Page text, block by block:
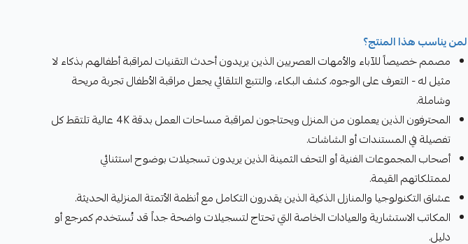
لمن يناسب هذا المنتج؟
مصمم خصيصاً للآباء والأمهات العصريين الذين يريدون أحدث التقنيات لمراقبة أطفالهم بذكاء لا
مثيل له - التعرف على الوجوه، كشف البكاء، والتتبع التلقائي يجعل مراقبة الأطفال تجربة مريحة
وشاملة.
المحترفون الذين يعملون من المنزل ويحتاجون لمراقبة مساحات العمل بدقة 4K عالية تلتقط كل
تفصيلة في المستندات أو الشاشات.
أصحاب المجموعات الفنية أو التحف الثمينة الذين يريدون تسجيلات بوضوح استثنائي
لممتلكاتهم القيمة.
عشاق التكنولوجيا والمنازل الذكية الذين يقدرون التكامل مع أنظمة الأتمتة المنزلية الحديثة.
المكاتب الاستشارية والعيادات الخاصة التي تحتاج لتسجيلات واضحة جداً قد تُستخدم كمرجع أو
دليل.